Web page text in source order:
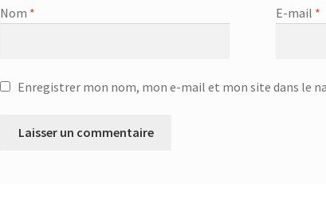
Nom * E-mail *
Enregistrer mon nom, mon e-mail et mon site dans le